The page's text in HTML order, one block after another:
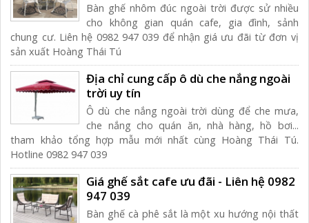
Bàn ghế nhôm đúc ngoài trời được sử nhiều
cho không gian quán cafe, gia đình, sảnh
chung cư. Liên hệ 0982 947 039 để nhận giá ưu đãi từ đơn vị
sản xuất Hoàng Thái Tú
Địa chỉ cung cấp ô dù che nắng ngoài
trời uy tín
Ô dù che nắng ngoài trời dùng để che mưa,
che nắng cho quán ăn, nhà hàng, hồ bơi...
tham khảo tổng hợp mẫu mới nhất cùng Hoàng Thái Tú.
Hotline 0982 947 039
Giá ghế sắt cafe ưu đãi - Liên hệ 0982
947 039
Bàn ghế cà phê sắt là một xu hướng nội thất